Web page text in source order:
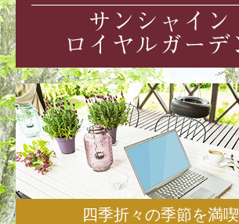
四季折々の季節を満喫